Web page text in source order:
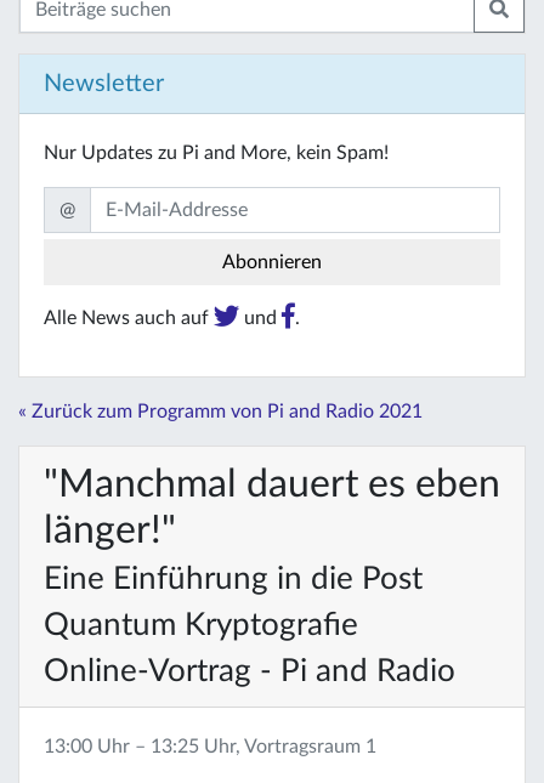
Newsletter
Nur Updates zu Pi and More, kein Spam!
@
Alle News auch auf und .
« Zurück zum Programm von Pi and Radio 2021
"Manchmal dauert es eben
länger!"
Eine Einführung in die Post
Quantum Kryptografie
Online-Vortrag - Pi and Radio
13:00 Uhr – 13:25 Uhr, Vortragsraum 1